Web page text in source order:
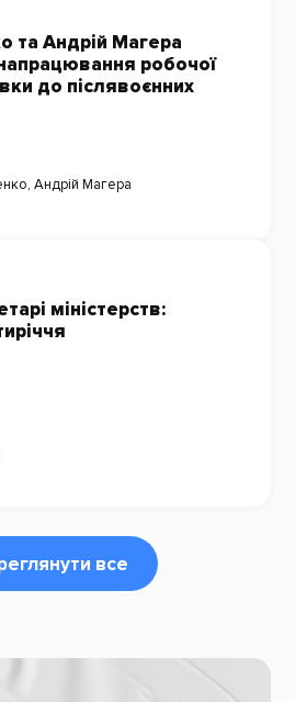
та Андрій Магера
робочої
до післявоєнних
, Андрій Магера
міністерств:
все